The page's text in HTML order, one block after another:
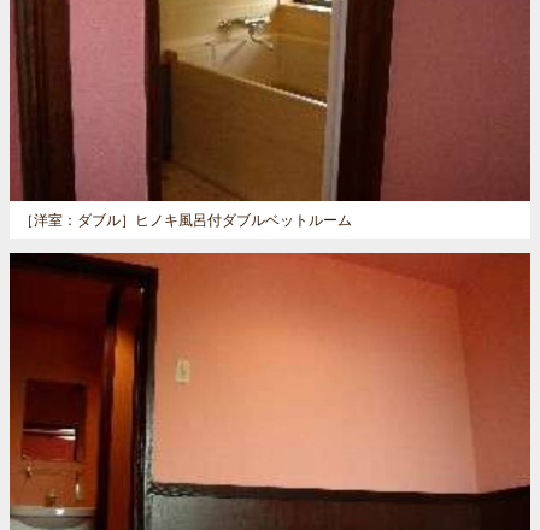
［洋室：ダブル］ ヒノキ風呂付ダブルベットルーム